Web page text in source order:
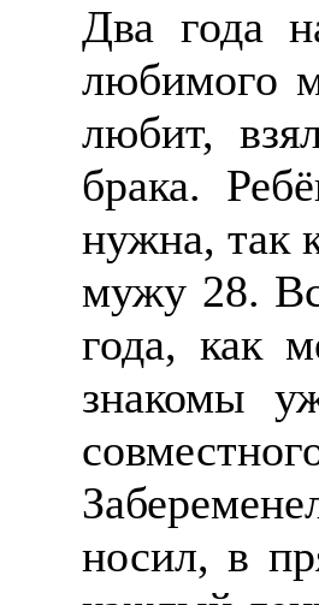
Два года
любимого
любит,
брака.
нужна, так
мужу 28.
года, как
знакомы
носил, в